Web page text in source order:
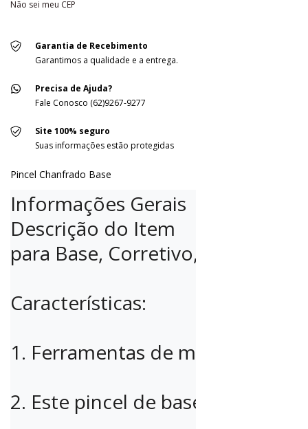
Não sei meu CEP
Garantia de Recebimento
Garantimos a qualidade e a entrega.
Precisa de Ajuda?
Fale Conosco (62)9267-9277
Site 100% seguro
Suas informações estão protegidas
Pincel Chanfrado Base
Informações Gerais
Descrição do Item
para Base, Corretivo, Contorno,
Características:
1. Ferramentas de maquiagem
2. Este pincel de base é feito